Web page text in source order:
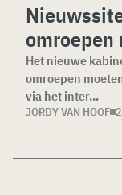
omroepen
Het nieuwe
omroepen
via het inter...
JORDY VAN HOOF